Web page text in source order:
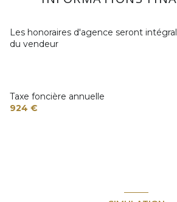
Dégagement
Les honoraires d'agence seront
du vendeur
Taxe foncière annuelle
924 €